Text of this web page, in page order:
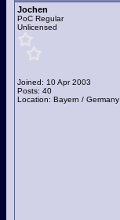
Jochen
PoC Regular
Unlicensed
Joined: 10 Apr 2003
Posts: 40
Location: Bayern / Germany